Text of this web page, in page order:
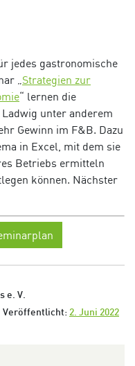
jedes gastronomische
„Strategien zur
“ lernen die
unter anderem
Gewinn im F&B. Dazu
in Excel, mit dem sie
Betriebs ermitteln
können. Nächster
e. V.
Veröffentlicht: 2. Juni 2022